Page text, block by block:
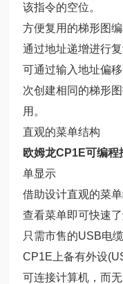
该指令的空位。
方便复用的梯形图
通过地址递增进行复
可通过输入地址偏
次创建相同的梯形
用。
直观的菜单结构
欧姆龙CP1E可编
单显示
借助设计直观的菜
查看菜单即可快速
只需市售的USB电
CP1E上备有外设
可连接计算机，而